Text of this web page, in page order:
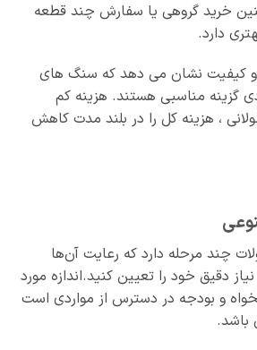
خرید گروهی یا سفارش چند قطعه
دارد.
کیفیت نشان می‌ دهد که سنگ‌ های
گزینه مناسبی هستند. هزینه کم
، هزینه کل را در بلند مدت کاهش
چند مرحله دارد که رعایت آن‌ها
دقیق خود را تعیین کنید.اندازه مورد
و بودجه در دسترس از مواردی است